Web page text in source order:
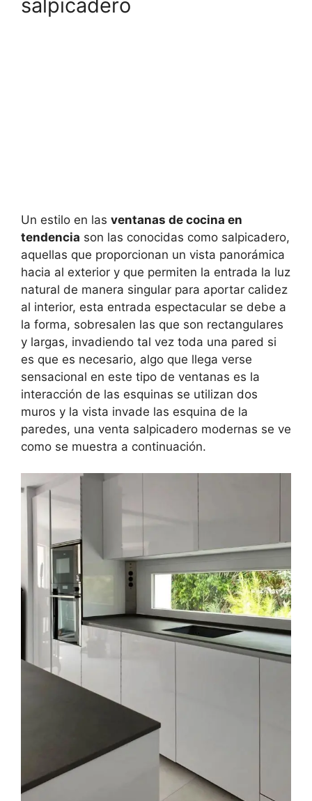
salpicadero
Un estilo en las ventanas de cocina en
tendencia son las conocidas como salpicadero,
aquellas que proporcionan un vista panorámica
hacia al exterior y que permiten la entrada la luz
natural de manera singular para aportar calidez
al interior, esta entrada espectacular se debe a
la forma, sobresalen las que son rectangulares
y largas, invadiendo tal vez toda una pared si
es que es necesario, algo que llega verse
sensacional en este tipo de ventanas es la
interacción de las esquinas se utilizan dos
muros y la vista invade las esquina de la
paredes, una venta salpicadero modernas se ve
como se muestra a continuación.